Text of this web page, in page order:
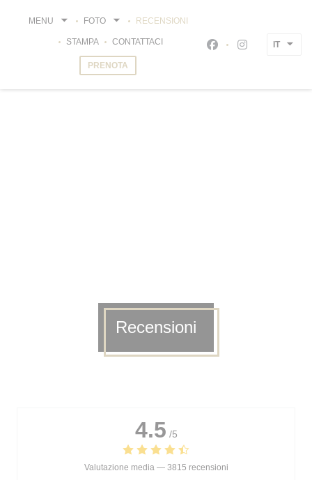
MENU FOTO RECENSIONI
STAMPA CONTATTACI
PRENOTA
Facebook ((apre
Instagram
IT
Recensioni
4.5 /5
Valutazione media — 3815 recensioni